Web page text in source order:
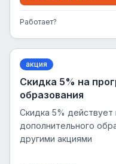
Работает?
акция
Скидка 5% на
образования
Скидка 5%
дополнительного
другими акциями